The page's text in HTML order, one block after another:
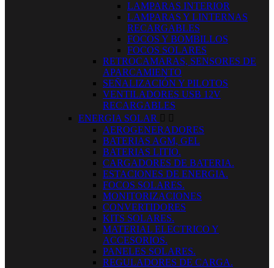
LAMPARAS INTERIOR
LAMPARAS Y LINTERNAS
RECARGABLES
FOCOS Y BOMBILLOS
FOCOS SOLARES
RETROCAMARAS, SENSORES DE
APARCAMIENTO
SEÑALIZACIÓN Y PILOTOS
VENTILADORES USB 12V
RECARGABLES
ENERGIA SOLAR  
AEROGENERADORES
BATERIAS AGM, GEL
BATERIAS LITIO.
CARGADORES DE BATERIA.
ESTACIONES DE ENERGIA.
FOCOS SOLARES.
MONITORIZACIONES
CONVERTIDORES
KITS SOLARES.
MATERIAL ELECTRICO Y
ACCESORIOS.
PANELES SOLARES.
REGULADORES DE CARGA.